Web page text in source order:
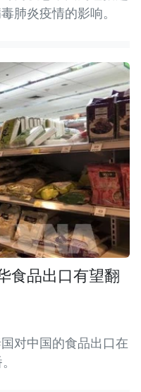
肺炎疫情的影响。
食品出口有望翻
对中国的食品出口在